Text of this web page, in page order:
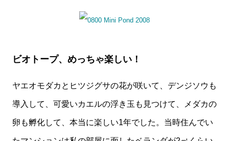
ビオトープ、めっちゃ楽しい！
ヤエオモダカとヒツジグサの花が咲いて、デンジソウも
導入して、可愛いカエルの浮き玉も見つけて、メダカの
卵も孵化して、本当に楽しい1年でした。当時住んでい